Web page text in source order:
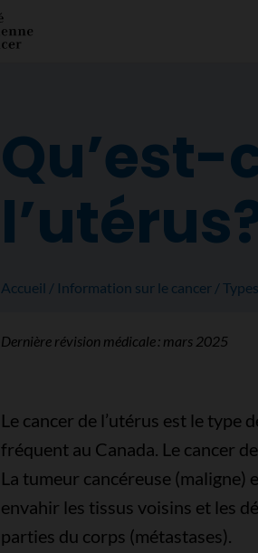
Qu’est-
Accueil Information sur le cancer
Dernière révision médicale : mars 2025
Le cancer de l’utérus est le type
fréquent au Canada. Le cancer
La tumeur cancéreuse (maligne)
envahir les tissus voisins et les
parties du corps (métastases).